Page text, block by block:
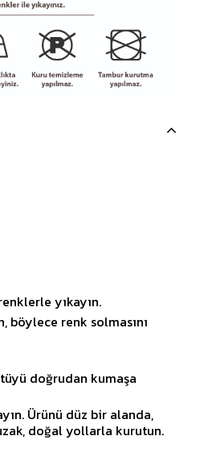
yıkayın.
böylece renk solmasını
doğrudan kumaşa
Ürünü düz bir alanda,
doğal yollarla kurutun.